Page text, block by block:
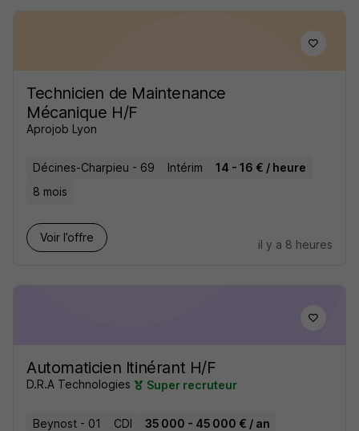
Technicien de Maintenance
Mécanique H/F
Aprojob Lyon
Décines-Charpieu - 69 Intérim
14 - 16 € / heure
8 mois
Voir l’offre
il y a 8 heures
Automaticien Itinérant H/F
D.R.A Technologies Super recruteur
Beynost - 01 CDI 35 000 - 45 000 € / an